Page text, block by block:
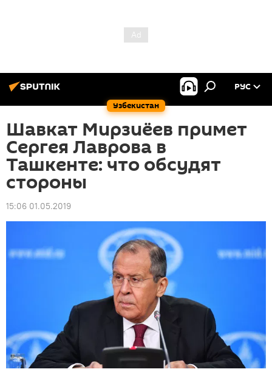
Узбекистан
РУС
Шавкат Мирзиёев примет
Сергея Лаврова в
Ташкенте: что обсудят
стороны
15:06 01.05.2019